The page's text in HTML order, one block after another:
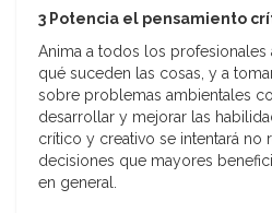
3 Potencia el pensamiento
Anima a todos los
qué suceden las cosas, y a
sobre problemas ambientales
desarrollar y mejorar las
crítico y creativo se intentará no
decisiones que mayores
en general.